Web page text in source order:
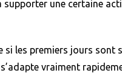
supporter une certaine
si les premiers jours sont
vraiment